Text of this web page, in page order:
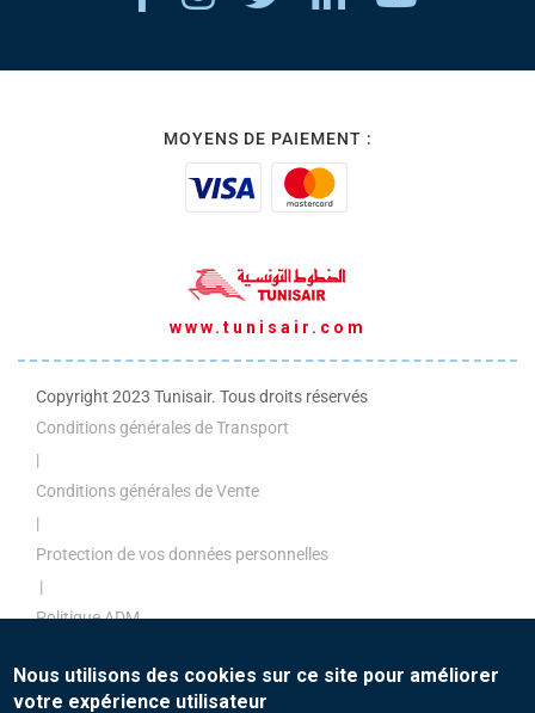
MOYENS DE PAIEMENT :
www.tunisair.com
Copyright 2023 Tunisair. Tous droits réservés
Conditions générales de Transport
|
Conditions générales de Vente
|
Protection de vos données personnelles
|
Politique ADM
Politique de paiement
Nous utilisons des cookies sur ce site pour améliorer
votre expérience utilisateur